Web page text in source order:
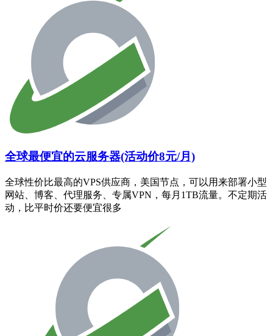
全球最便宜的云服务器(活动价8元/月)
全球性价比最高的VPS供应商，美国节点，可以用来部署小型
网站、博客、代理服务、专属VPN，每月1TB流量。不定期活
动，比平时价还要便宜很多